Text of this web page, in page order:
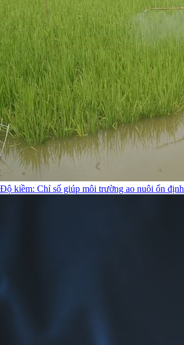
Độ kiềm: Chỉ số giúp môi trường ao nuôi ổn định